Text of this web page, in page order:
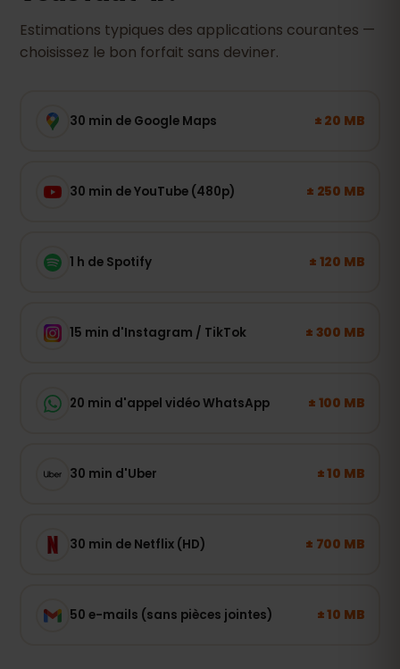
Estimations typiques des applications courantes —
choisissez le bon forfait sans deviner.
30 min de Google Maps ± 20 MB
30 min de YouTube (480p) ± 250 MB
1 h de Spotify ± 120 MB
15 min d'Instagram / TikTok ± 300 MB
20 min d'appel vidéo WhatsApp ± 100 MB
30 min d'Uber ± 10 MB
30 min de Netflix (HD) ± 700 MB
50 e-mails (sans pièces jointes) ± 10 MB